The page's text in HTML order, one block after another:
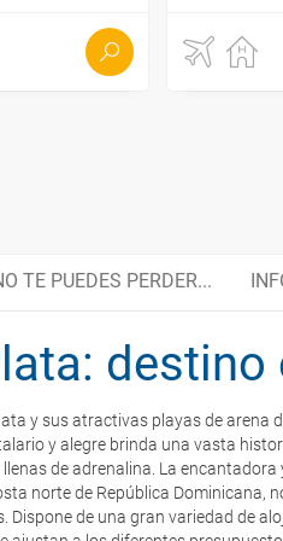
TE PUEDES PERDER...
destino
y sus atractivas playas de arena
y alegre brinda una vasta
de adrenalina. La
norte de República Dominicana,
Dispone de una gran variedad de
sabores
de interés
te será enviada por mail en el
casi todas las compañías